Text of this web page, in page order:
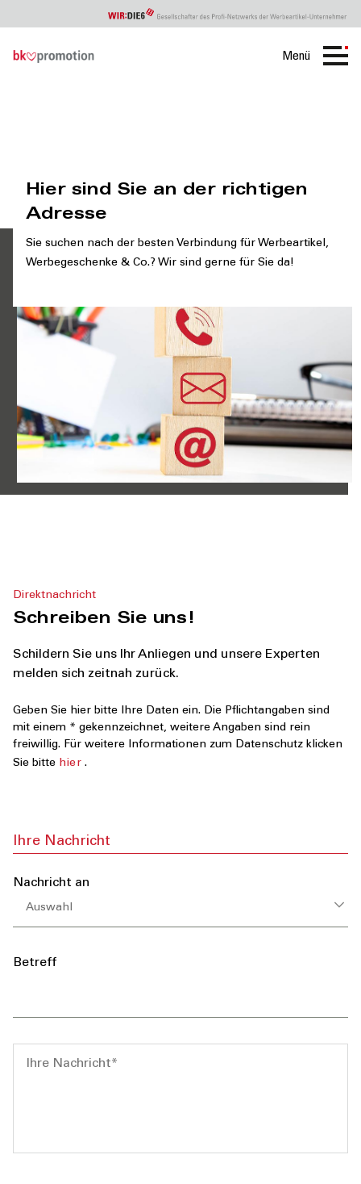
Menü
Hier sind Sie an der richtigen
Adresse
Sie suchen nach der besten Verbindung für Werbeartikel,
Werbegeschenke & Co.? Wir sind gerne für Sie da!
Direktnachricht
Schreiben Sie uns!
Schildern Sie uns Ihr Anliegen und unsere Experten
melden sich zeitnah zurück.
Geben Sie hier bitte Ihre Daten ein. Die Pflichtangaben sind
mit einem * gekennzeichnet, weitere Angaben sind rein
freiwillig. Für weitere Informationen zum Datenschutz klicken
Sie bitte hier .
Ihre Nachricht
Nachricht an
Auswahl
Betreff